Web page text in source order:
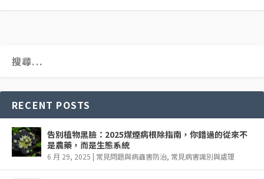
RECENT POSTS
告別植物黑臉：2025煤煙病根除指南，你錯過的從來不
是農藥，而是生態系統
6 月 29, 2025 | 常見問題與病蟲害防治, 常見病害識別與處理